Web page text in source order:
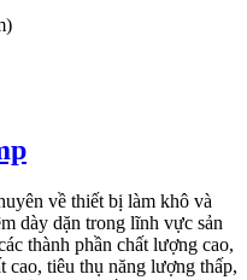
về thiết bị làm khô và
dày dặn trong lĩnh vực sản
thành phần chất lượng cao,
cao, tiêu thụ năng lượng thấp,